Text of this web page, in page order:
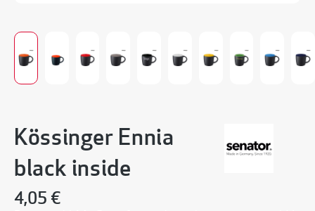
Kössinger Ennia
black inside
4,05 €